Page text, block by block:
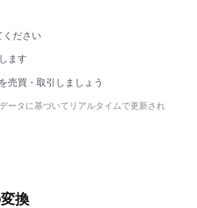
ください
ます
売買・取引しましょう
ータに基づいてリアルタイムで更新され
換